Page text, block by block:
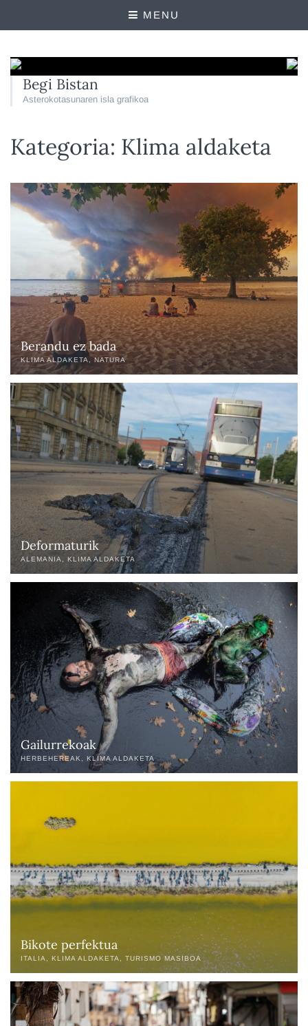
MENU
Begi Bistan
Asterokotasunaren isla grafikoa
Kategoria: Klima aldaketa
Berandu ez bada
KLIMA ALDAKETA NATURA
Deformaturik
ALEMANIA KLIMA ALDAKETA
Gailurrekoak
HERBEHEREAK KLIMA ALDAKETA
Bikote perfektua
ITALIA KLIMA ALDAKETA TURISMO MASIBOA